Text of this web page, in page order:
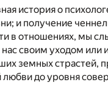
история о
и получение
в отношениях, мы
своим уходом или
земных страстей,
до уровня